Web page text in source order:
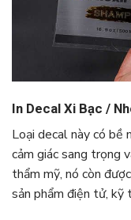
In Decal Xi Bạc /
Loại decal này có bề
cảm giác sang trọng
thẩm mỹ, nó còn
sản phẩm điện tử, kỹ